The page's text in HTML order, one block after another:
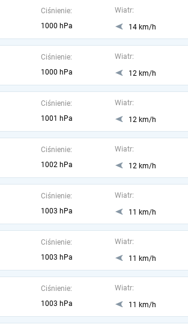
Ciśnienie:
1000 hPa
Wiatr:
14 km/h
Ciśnienie:
1000 hPa
Wiatr:
12 km/h
Ciśnienie:
1001 hPa
Wiatr:
12 km/h
Ciśnienie:
1002 hPa
Wiatr:
12 km/h
Ciśnienie:
1003 hPa
Wiatr:
11 km/h
Ciśnienie:
1003 hPa
Wiatr:
11 km/h
Ciśnienie:
1003 hPa
Wiatr:
11 km/h